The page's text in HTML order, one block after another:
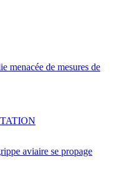
menacée de mesures de
aviaire se propage